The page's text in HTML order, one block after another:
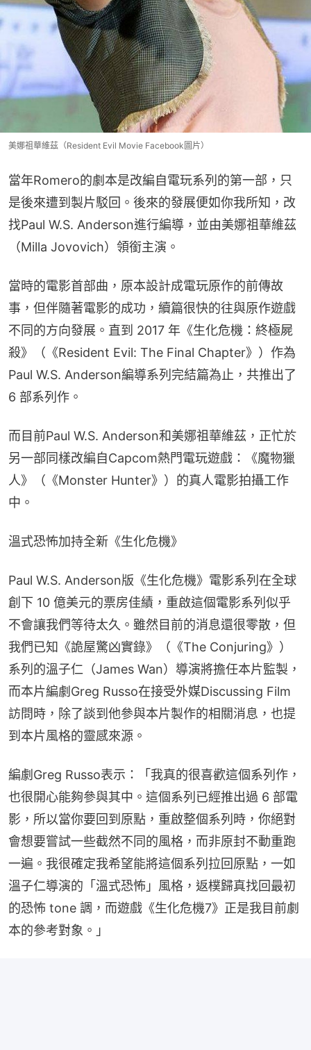
美娜祖華維茲（Resident Evil Movie Facebook圖片）
當年Romero的劇本是改編自電玩系列的第一部，只
是後來遭到製片駁回。後來的發展便如你我所知，改
找Paul W.S. Anderson進行編導，並由美娜祖華維茲
（Milla Jovovich）領銜主演。
當時的電影首部曲，原本設計成電玩原作的前傳故
事，但伴隨著電影的成功，續篇很快的往與原作遊戲
不同的方向發展。直到 2017 年《生化危機：終極屍
殺》（《Resident Evil: The Final Chapter》）作為
Paul W.S. Anderson編導系列完結篇為止，共推出了
6 部系列作。
而目前Paul W.S. Anderson和美娜祖華維茲，正忙於
另一部同樣改編自Capcom熱門電玩遊戲：《魔物獵
人》（《Monster Hunter》）的真人電影拍攝工作
中。
溫式恐怖加持全新《生化危機》
Paul W.S. Anderson版《生化危機》電影系列在全球
創下 10 億美元的票房佳績，重啟這個電影系列似乎
不會讓我們等待太久。雖然目前的消息還很零散，但
我們已知《詭屋驚凶實錄》（《The Conjuring》）
系列的溫子仁（James Wan）導演將擔任本片監製，
而本片編劇Greg Russo在接受外媒Discussing Film
訪問時，除了談到他參與本片製作的相關消息，也提
到本片風格的靈感來源。
編劇Greg Russo表示：「我真的很喜歡這個系列作，
也很開心能夠參與其中。這個系列已經推出過 6 部電
影，所以當你要回到原點，重啟整個系列時，你絕對
會想要嘗試一些截然不同的風格，而非原封不動重跑
一遍。我很確定我希望能將這個系列拉回原點，一如
溫子仁導演的「溫式恐怖」風格，返樸歸真找回最初
的恐怖 tone 調，而遊戲《生化危機7》正是我目前劇
本的參考對象。」